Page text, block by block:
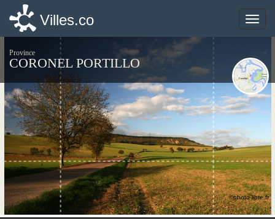
Toggle
Villes.co
Province
CORONEL PORTILLO
©photo-libre.fr
Toggle
Villes.co